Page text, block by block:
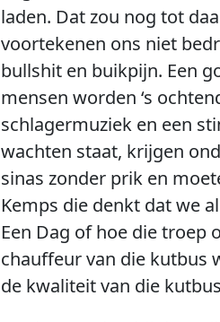
laden. Dat zou nog tot
voortekenen ons niet
bullshit en buikpijn. Een
mensen worden ‘s
schlagermuziek en een
wachten staat, krijgen
sinas zonder prik en
Kemps die denkt dat we
Een Dag of hoe die troep
chauffeur van die kutbus
de kwaliteit van die